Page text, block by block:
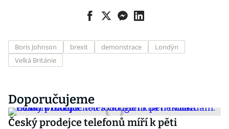
Boris Johnson brexit demonstrace
Londýn
Velká Británie
Doporučujeme
Český prodejce telefonů míří k pěti